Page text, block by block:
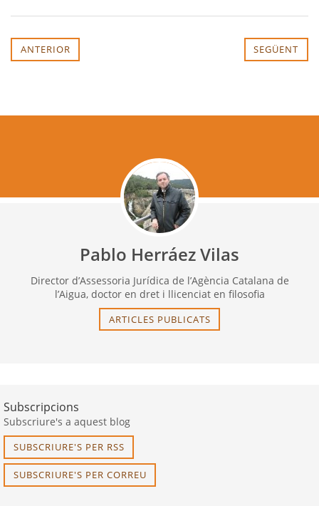
ANTERIOR SEGÜENT
Pablo Herráez Vilas
Director d’Assessoria Jurídica de l’Agència Catalana de
l’Aigua, doctor en dret i llicenciat en filosofia
ARTICLES PUBLICATS
Subscripcions
Subscriure's a aquest blog
SUBSCRIURE'S PER RSS
SUBSCRIURE'S PER CORREU